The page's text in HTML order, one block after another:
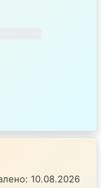
10.08.2026